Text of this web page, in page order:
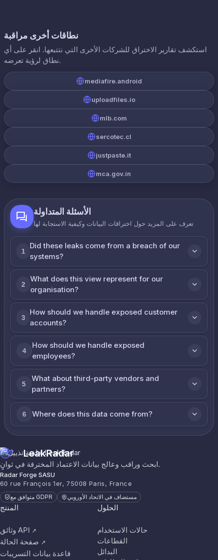
نطاقات أخرى مراقبة
استكشف تقارير الاختراق للشركات الأخرى التي نتتبعها. انقر على أي
نطاق لرؤية تعرضه.
mediafire.android
uploadfiles.io
mlb.com
sercotec.cl
justpaste.it
mca.gov.in
الأسئلة المتداولة
تعرف على المزيد حول اختراقات البيانات وكيفية الاستجابة لها
1
Did these leaks come from a breach of our
systems?
2
What does this view represent for our
organisation?
3
How should we handle exposed customer
accounts?
4
How should we handle exposed
employees?
5
What about third-party vendors and
partners?
6 Where does this data come from?
LeakRadar
ابحث وراقب وعالج بيانات الاعتماد المخترقة في ثوانٍ.
Radar Forge SASU
60 rue François 1er, 75008 Paris, France
متوافق مع GDPR مستضاف في الاتحاد الأوروبي
المنتج
وثائق API ↗
صفحة الحالة ↗
قاعدة بيانات التسريبات
الحلول
حالات الاستخدام
القطاعات
البدائل